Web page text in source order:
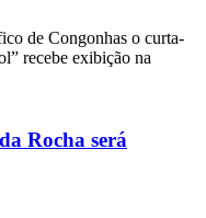
de Congonhas o curta-
recebe exibição na
Rocha será